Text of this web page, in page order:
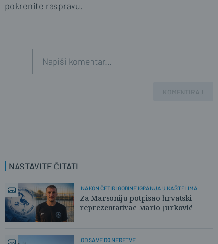
pokrenite raspravu.
KOMENTIRAJ
NASTAVITE ČITATI
NAKON ČETIRI GODINE IGRANJA U KAŠTELIMA
Za Marsoniju potpisao hrvatski
reprezentativac Mario Jurković
OD SAVE DO NERETVE